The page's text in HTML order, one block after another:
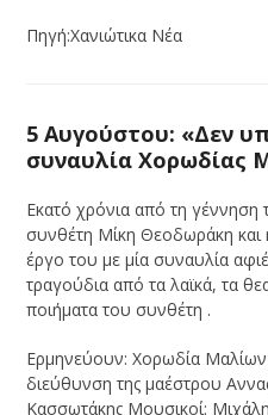
Πηγή:Χανιώτικα Νέα
5 Αυγούστου: «Δεν
συναυλία Χορωδίας
Εκατό χρόνια από τη
συνθέτη Μίκη Θεοδωράκη και
έργο του με μία συναυλία
τραγούδια από τα λαϊκά, τα
ποιήματα του συνθέτη .
Ερμηνεύουν: Χορωδία Μαλίων
διεύθυνση της μαέστρου
Κασσωτάκης Μουσικοί: